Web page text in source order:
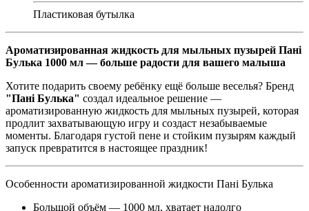
Пластиковая бутылка
Ароматизированная жидкость для мыльных пузырей Пані
Булька 1000 мл — больше радости для вашего малыша
Хотите подарить своему ребёнку ещё больше веселья? Бренд
"Пані Булька" создал идеальное решение —
ароматизированную жидкость для мыльных пузырей, которая
продлит захватывающую игру и создаст незабываемые
моменты. Благодаря густой пене и стойким пузырям каждый
запуск превратится в настоящее праздник!
Особенности ароматизированной жидкости Пані Булька
Большой объём — 1000 мл, хватает надолго